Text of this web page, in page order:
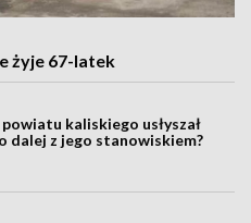
żyje 67-latek
kaliskiego usłyszał
dalej z jego stanowiskiem?